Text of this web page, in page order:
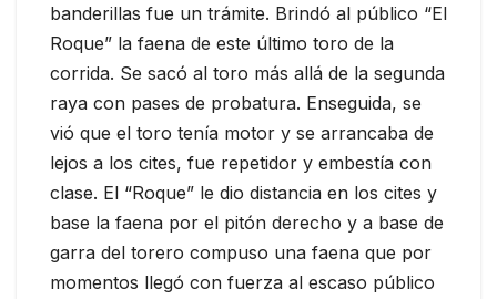
banderillas fue un trámite. Brindó al público “El
Roque” la faena de este último toro de la
corrida. Se sacó al toro más allá de la segunda
raya con pases de probatura. Enseguida, se
vió que el toro tenía motor y se arrancaba de
lejos a los cites, fue repetidor y embestía con
clase. El “Roque” le dio distancia en los cites y
base la faena por el pitón derecho y a base de
garra del torero compuso una faena que por
momentos llegó con fuerza al escaso público